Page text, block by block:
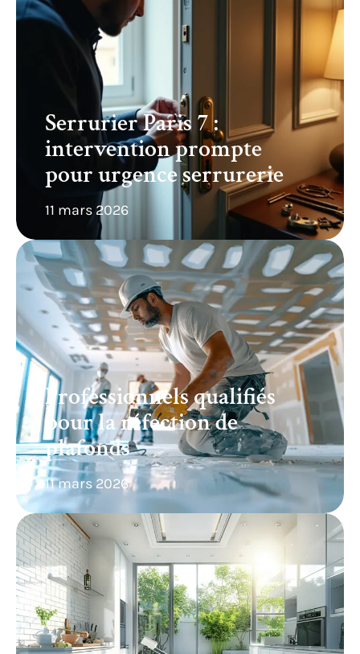
Serrurier Paris 7 :
intervention prompte
pour urgence serrurerie
11 mars 2026
Professionnels qualifiés
pour la réfection de
plafonds
11 mars 2026